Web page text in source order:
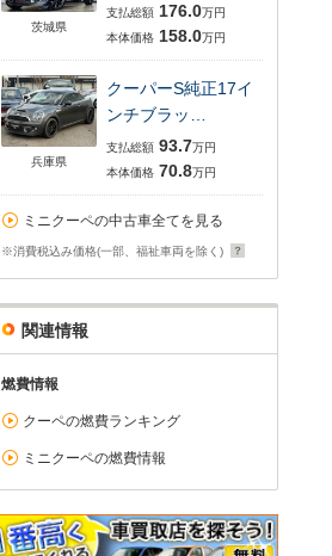
茨城県
支払総額 176.0万円
本体価格 158.0万円
兵庫県
クーパーS純正17イ
ンチブラッ…
支払総額 93.7万円
本体価格 70.8万円
ミニクーペの中古車全てを見る
※消費税込み価格(一部、福祉車両を除く)
関連情報
燃費情報
クーペの燃費ランキング
ミニクーペの燃費情報